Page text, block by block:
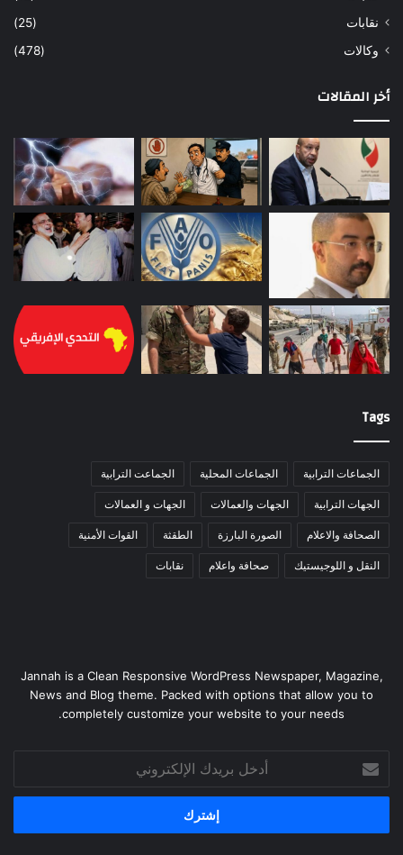
نقابات
(25)
وكالات
(478)
أخر المقالات
Tags
الجماعات الترابية الجماعات المحلية الجماعت الترابية
الجهات الترابية الجهات والعمالات الجهات و العمالات
الصحافة والاعلام الصورة البارزة الطقثة القوات الأمنية
النقل و اللوجيستيك صحافة واعلام نقابات
Jannah is a Clean Responsive WordPress Newspaper, Magazine,
News and Blog theme. Packed with options that allow you to
completely customize your website to your needs.
بريدك
الإلكتروني